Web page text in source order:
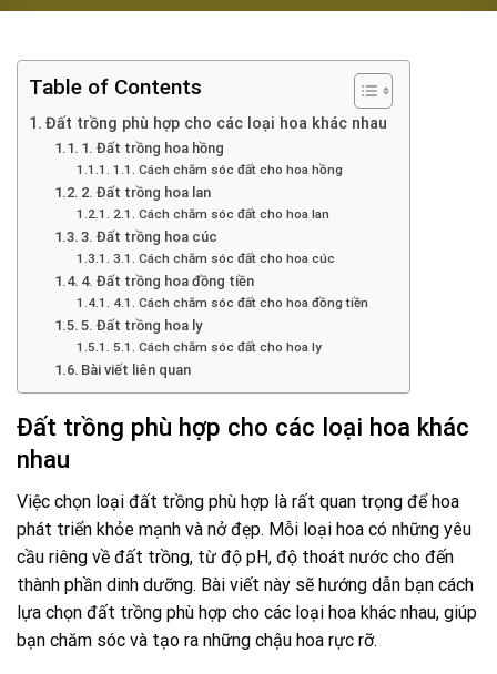
Table of Contents
Đất trồng phù hợp cho các loại hoa khác nhau
1. Đất trồng hoa hồng
1.1. Cách chăm sóc đất cho hoa hồng
2. Đất trồng hoa lan
2.1. Cách chăm sóc đất cho hoa lan
3. Đất trồng hoa cúc
3.1. Cách chăm sóc đất cho hoa cúc
4. Đất trồng hoa đồng tiền
4.1. Cách chăm sóc đất cho hoa đồng tiền
5. Đất trồng hoa ly
5.1. Cách chăm sóc đất cho hoa ly
Bài viết liên quan
Đất trồng phù hợp cho các loại hoa khác
nhau
Việc chọn loại đất trồng phù hợp là rất quan trọng để hoa
phát triển khỏe mạnh và nở đẹp. Mỗi loại hoa có những yêu
cầu riêng về đất trồng, từ độ pH, độ thoát nước cho đến
thành phần dinh dưỡng. Bài viết này sẽ hướng dẫn bạn cách
lựa chọn đất trồng phù hợp cho các loại hoa khác nhau, giúp
bạn chăm sóc và tạo ra những chậu hoa rực rỡ.